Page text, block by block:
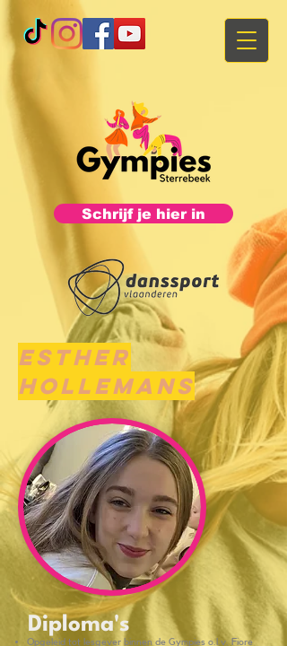
Schrijf je hier in
Esther
hollemans
Diploma's
Opgeleid tot lesgever binnen de Gympies o.l.v. Fiore